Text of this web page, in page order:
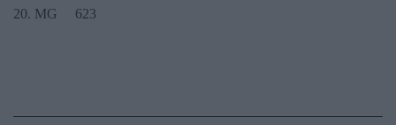
20. MG 623